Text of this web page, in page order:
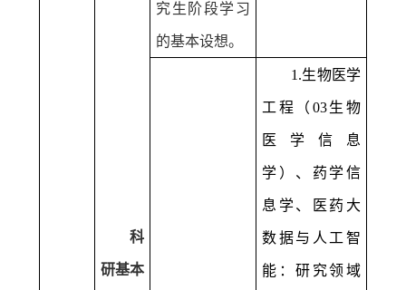
科
研基本
究生阶段学习
的基本设想。
1.生物医学
工程（ 03生物
医学信息
学）、药学信
息学、医药大
数据与人工智
能：研究领域